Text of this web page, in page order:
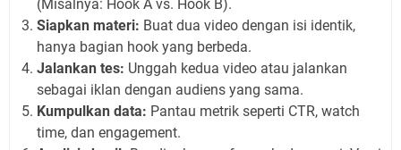
(Misalnya: Hook A vs. Hook B).
Siapkan materi: Buat dua video dengan isi identik,
hanya bagian hook yang berbeda.
Jalankan tes: Unggah kedua video atau jalankan
sebagai iklan dengan audiens yang sama.
Kumpulkan data: Pantau metrik seperti CTR, watch
time, dan engagement.